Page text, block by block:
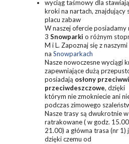
wyciąg taśmowy dla
kroki na nartach, znajdujący
placu zabaw
W naszej ofercie posiadamy
3 Snowparki o różnym
M i L. Zapoznaj się z
na Snowparkach
Nasze nowoczesne wyciągi
zapewniające dużą
posiadają osłony
przeciwdeszczowe, dzięki
którym nie zmokniecie ani
podczas zimowego
Nasze trasy są dwukrotnie
ratrakowane ( w godz.
21.00) a główna trasa (nr 1)
dzięki czemu od